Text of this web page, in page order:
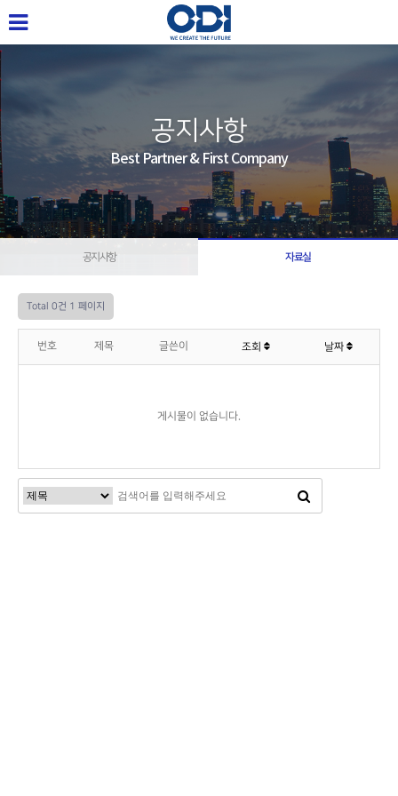
공지사항
Best Partner & First Company
공지사항 자료실
Total 0건 1 페이지
번호 제목 글쓴이 조회 날짜
게시물이 없습니다.